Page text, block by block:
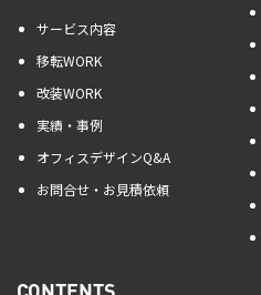
サービス内容
移転WORK
改装WORK
実績・事例
オフィスデザインQ&A
お問合せ・お見積依頼